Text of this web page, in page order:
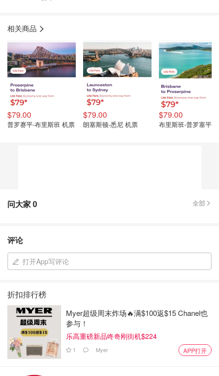
相关商品
$79.00
普罗赛平-布里斯班 机票
$79.00
朗塞斯顿-悉尼 机票
$79.00
布里斯班-普罗塞平
问大家0 全部
评论
打开App写评论
折扣排行榜
Myer超级周末炸场🔥满$100返$15 Chanel也
参与！
乐高重磅新品咚奇刚街机$224
1 Myer APP打开